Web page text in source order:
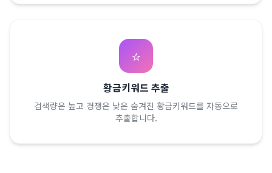
⭐
황금키워드 추출
검색량은 높고 경쟁은 낮은 숨겨진 황금키워드를 자동으로
추출합니다.